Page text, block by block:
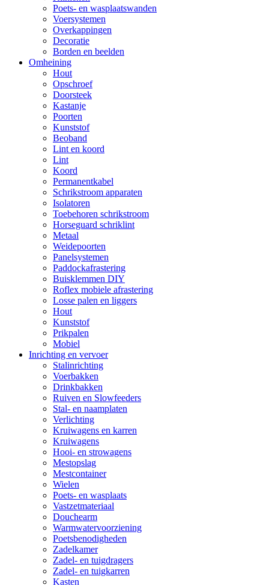
Poets- en wasplaatswanden
Voersystemen
Overkappingen
Decoratie
Borden en beelden
Omheining
Hout
Opschroef
Doorsteek
Kastanje
Poorten
Kunststof
Beoband
Lint en koord
Lint
Koord
Permanentkabel
Schrikstroom apparaten
Isolatoren
Toebehoren schrikstroom
Horseguard schriklint
Metaal
Weidepoorten
Panelsystemen
Paddockafrastering
Buisklemmen DIY
Roflex mobiele afrastering
Losse palen en liggers
Hout
Kunststof
Prikpalen
Mobiel
Inrichting en vervoer
Stalinrichting
Voerbakken
Drinkbakken
Ruiven en Slowfeeders
Stal- en naamplaten
Verlichting
Kruiwagens en karren
Kruiwagens
Hooi- en strowagens
Mestopslag
Mestcontainer
Wielen
Poets- en wasplaats
Vastzetmateriaal
Douchearm
Warmwatervoorziening
Poetsbenodigheden
Zadelkamer
Zadel- en tuigdragers
Zadel- en tuigkarren
Kasten